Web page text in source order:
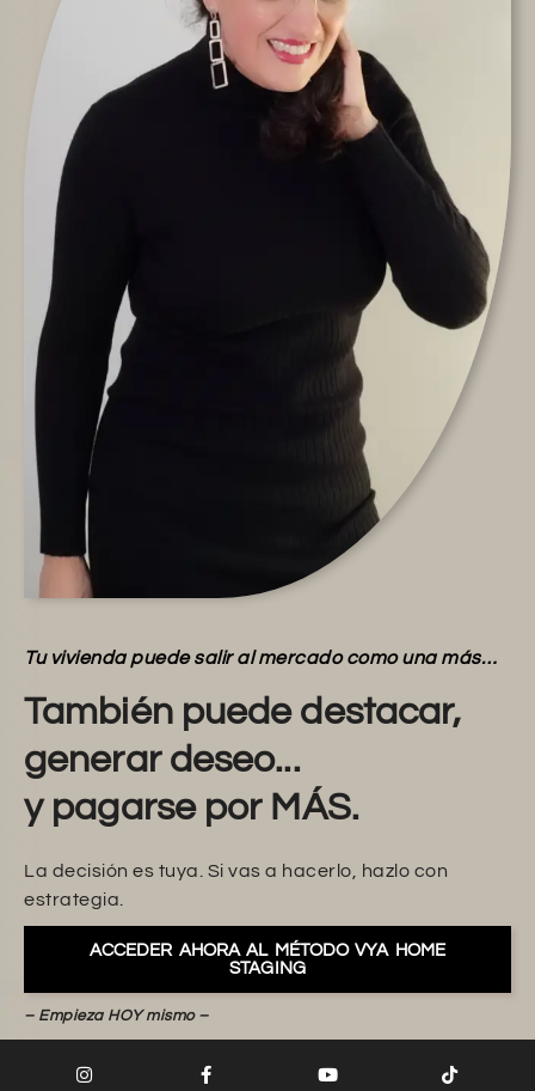
Tu vivienda puede salir al mercado como una más…
También puede destacar,
generar deseo...
y pagarse por MÁS.
La decisión es tuya. Si vas a hacerlo, hazlo con
estrategia.
ACCEDER AHORA AL MÉTODO VYA HOME
STAGING
– Empieza HOY mismo –